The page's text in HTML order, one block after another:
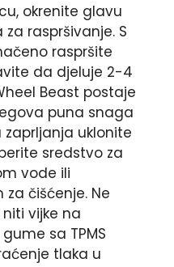
okrenite glavu
raspršivanje. S
raspršite
da djeluje 2-4
Beast postaje
puna snaga
zaprljanja uklonite
sredstvo za
vode ili
čišćenje. Ne
vijke na
sa TPMS
tlaka u